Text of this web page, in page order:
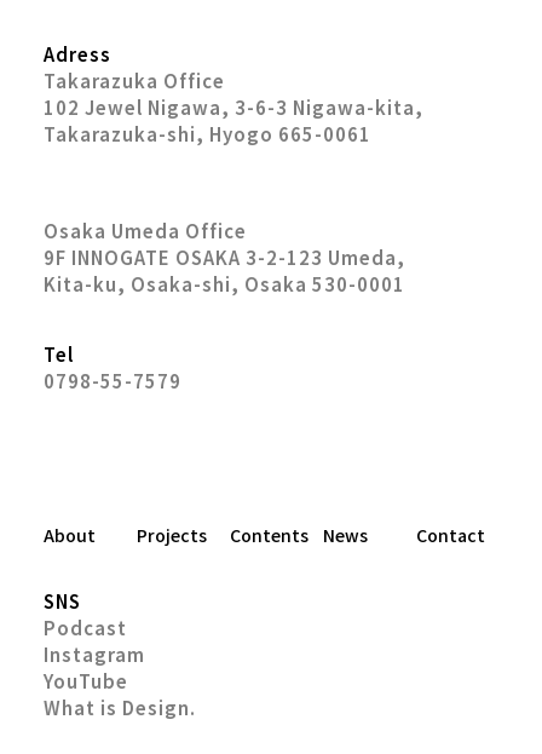
Adress
Takarazuka Office
102 Jewel Nigawa, 3-6-3 Nigawa-kita,
Takarazuka-shi, Hyogo 665-0061
Osaka Umeda Office
9F INNOGATE OSAKA 3-2-123 Umeda,
Kita-ku, Osaka-shi, Osaka 530-0001
Tel
0798-55-7579
About Projects Contents News Contact
SNS
Podcast
Instagram
YouTube
What is Design.